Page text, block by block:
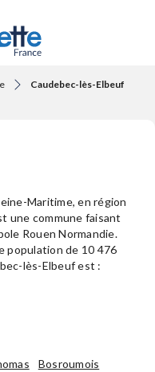
Caudebec-lès-Elbeuf
Maritime, en région
une commune faisant
Rouen Normandie.
population de 10 476
lès-Elbeuf est :
Bosroumois